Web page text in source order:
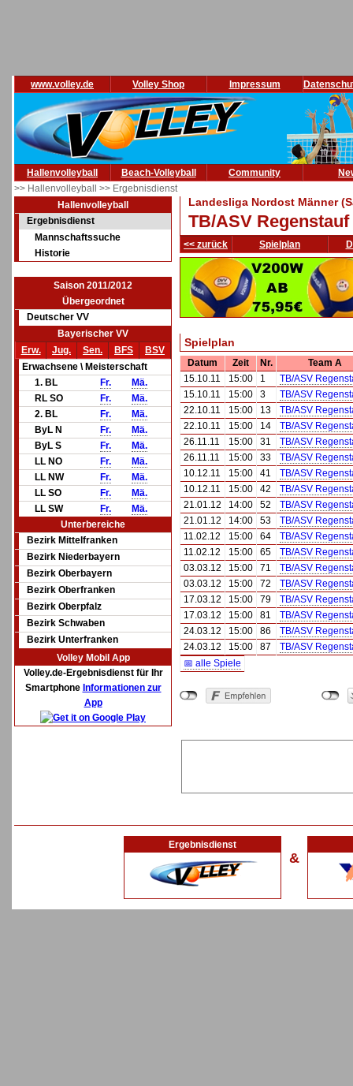
www.volley.de Volley Shop Impressum
Hallenvolleyball Beach-Volleyball Community
>> Hallenvolleyball >> Ergebnisdienst
Hallenvolleyball
Ergebnisdienst
Mannschaftssuche
Historie
Saison 2011/2012
Übergeordnet
Deutscher VV
Bayerischer VV
Erw.
Jug. Sen. BFS
BSV
Erwachsene \ Meisterschaft
1. BL
Fr.
Mä.
RL SO
Fr.
Mä.
2. BL
Fr.
Mä.
ByL N
Fr.
Mä.
ByL S
Fr.
Mä.
LL NO
Fr.
Mä.
LL NW
Fr.
Mä.
LL SO
Fr.
Mä.
LL SW
Fr.
Mä.
Unterbereiche
Bezirk Mittelfranken
Bezirk Niederbayern
Bezirk Oberbayern
Bezirk Oberfranken
Bezirk Oberpfalz
Bezirk Schwaben
Bezirk Unterfranken
Volley Mobil App
Volley.de-Ergebnisdienst für Ihr
Smartphone Informationen zur
App
Landesliga Nordost Männer
TB/ASV Regenstauf
<< zurück Spielplan
Spielplan
Datum Zeit Nr.
Team A
15.10.11
15:00 1
TB/ASV
15.10.11
15:00 3
TB/ASV
22.10.11
15:00 13
TB/ASV
22.10.11
15:00 14
TB/ASV
26.11.11
15:00 31
TB/ASV
26.11.11
15:00 33
TB/ASV
10.12.11
15:00 41
TB/ASV
10.12.11
15:00 42
TB/ASV
21.01.12
14:00 52
TB/ASV
21.01.12
14:00 53
TB/ASV
11.02.12
15:00 64
TB/ASV
11.02.12
15:00 65
TB/ASV
03.03.12
15:00 71
TB/ASV
03.03.12
15:00 72
TB/ASV
17.03.12
15:00 79
TB/ASV
17.03.12
15:00 81
TB/ASV
24.03.12
15:00 86
TB/ASV
24.03.12
15:00 87
TB/ASV
📅 alle Spiele
Ergebnisdienst
&